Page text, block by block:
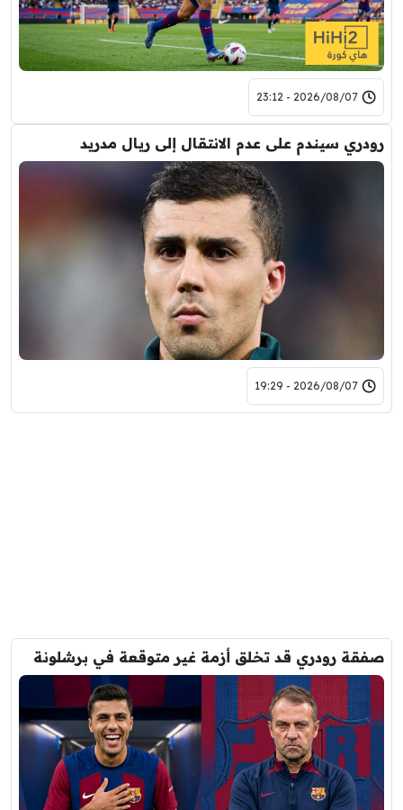
2026/08/07 - 23:12
رودري سيندم على عدم الانتقال إلى ريال مدريد
2026/08/07 - 19:29
صفقة رودري قد تخلق أزمة غير متوقعة في برشلونة